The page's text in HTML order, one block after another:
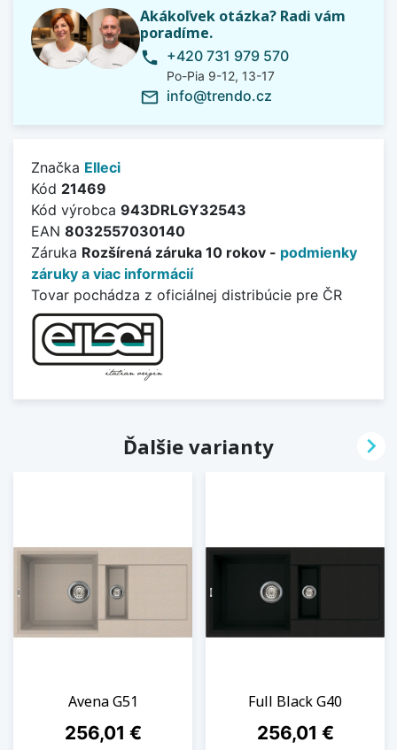
Akákoľvek otázka? Radi vám
poradíme.
phone +420 731 979 570
Po-Pia 9-12, 13-17
mail_outline info@trendo.cz
Značka Elleci
Kód 21469
Kód výrobca 943DRLGY32543
EAN 8032557030140
Záruka Rozšírená záruka 10 rokov - podmienky
záruky a viac informácií
Tovar pochádza z oficiálnej distribúcie pre ČR
Ďalšie varianty
Avena G51
Cena
256,01 €
Full Black G40
Cena
256,01 €
